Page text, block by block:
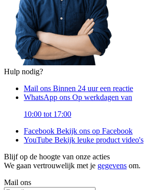
Hulp nodig?
Mail ons Binnen 24 uur een reactie
WhatsApp ons Op werkdagen van
10:00 tot 17:00
Facebook Bekijk ons op Facebook
YouTube Bekijk leuke product video's
Blijf op de hoogte van onze acties
We gaan vertrouwelijk met je gegevens om.
Mail ons